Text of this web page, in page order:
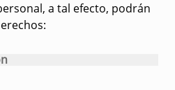
a tal efecto, podrán